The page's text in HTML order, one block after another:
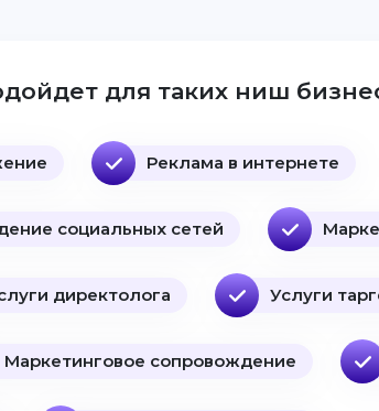
для таких ниш
Реклама в интернете
социальных сетей
директолога Услуги
Маркетинговое сопровождение